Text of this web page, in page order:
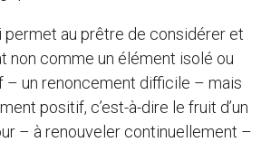
permet au prêtre de considérer et
non comme un élément isolé ou
– un renoncement difficile – mais
positif, c’est-à-dire le fruit d’un
– à renouveler continuellement –